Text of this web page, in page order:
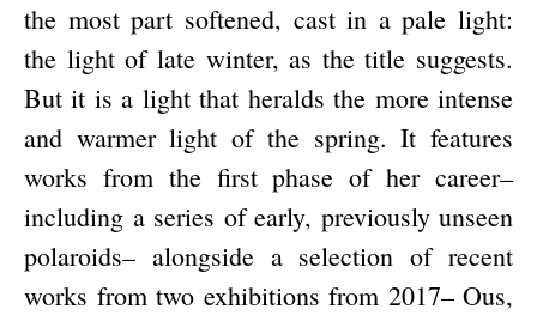
the most part softened, cast in a pale light:
the light of late winter, as the title suggests.
But it is a light that heralds the more intense
and warmer light of the spring. It features
works from the first phase of her career–
including a series of early, previously unseen
polaroids– alongside a selection of recent
works from two exhibitions from 2017– Ous,